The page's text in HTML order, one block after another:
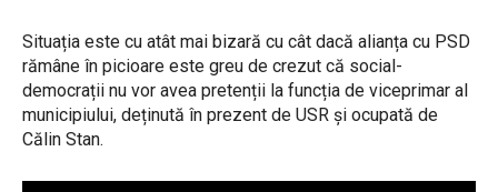
Situația este cu atât mai bizară cu cât dacă alianța cu PSD
rămâne în picioare este greu de crezut că social-
democrații nu vor avea pretenții la funcția de viceprimar al
municipiului, deținută în prezent de USR și ocupată de
Călin Stan.